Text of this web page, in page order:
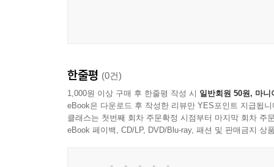
한줄평 (0건)
1,000원 이상 구매 후 한줄평 작성 시 일반회원 50원, 마니
eBook은 다운로드 후 작성한 리뷰만 YES포인트 지급됩니
클래스는 첫번째 회차 주문확정 시점부터 마지막 회차 주
eBook 페이백, CD/LP, DVD/Blu-ray, 패션 및 판매금지 상